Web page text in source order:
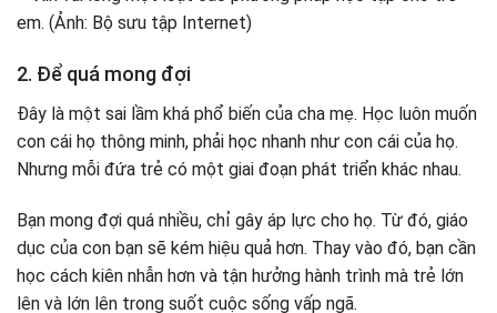
2. Để quá mong đợi
Đây là một sai lầm khá phổ biến của cha mẹ. Học luôn muốn
con cái họ thông minh, phải học nhanh như con cái của họ.
Nhưng mỗi đứa trẻ có một giai đoạn phát triển khác nhau.
Bạn mong đợi quá nhiều, chỉ gây áp lực cho họ. Từ đó, giáo
dục của con bạn sẽ kém hiệu quả hơn. Thay vào đó, bạn cần
học cách kiên nhẫn hơn và tận hưởng hành trình mà trẻ lớn
lên và lớn lên trong suốt cuộc sống vấp ngã.